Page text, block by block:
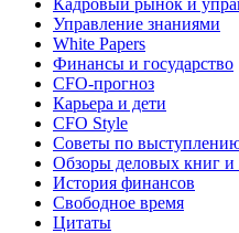
Кадровый рынок и
Управление знаниями
White Papers
Финансы и государство
CFO-прогноз
Карьера и дети
CFO Style
Советы по
Обзоры деловых книг и
История финансов
Свободное время
Цитаты